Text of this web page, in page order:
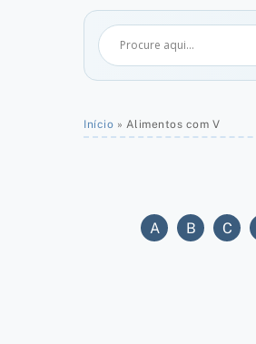
Início » Alimentos com V
A B C